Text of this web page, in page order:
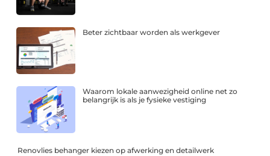
Beter zichtbaar worden als werkgever
Waarom lokale aanwezigheid online net zo
belangrijk is als je fysieke vestiging
Renovlies behanger kiezen op afwerking en detailwerk